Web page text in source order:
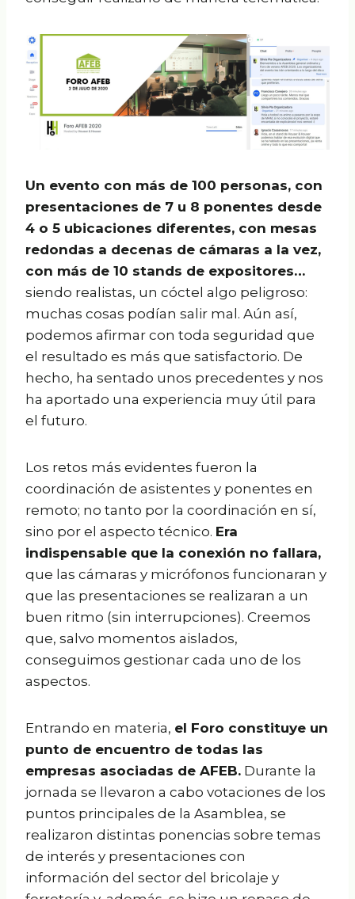
Un evento con más de 100 personas, con
presentaciones de 7 u 8 ponentes desde
4 o 5 ubicaciones diferentes, con mesas
redondas a decenas de cámaras a la vez,
con más de 10 stands de expositores…
siendo realistas, un cóctel algo peligroso:
muchas cosas podían salir mal. Aún así,
podemos afirmar con toda seguridad que
el resultado es más que satisfactorio. De
hecho, ha sentado unos precedentes y nos
ha aportado una experiencia muy útil para
el futuro.
Los retos más evidentes fueron la
coordinación de asistentes y ponentes en
remoto; no tanto por la coordinación en sí,
sino por el aspecto técnico. Era
indispensable que la conexión no fallara,
que las cámaras y micrófonos funcionaran y
que las presentaciones se realizaran a un
buen ritmo (sin interrupciones). Creemos
que, salvo momentos aislados,
conseguimos gestionar cada uno de los
aspectos.
Entrando en materia, el Foro constituye un
punto de encuentro de todas las
empresas asociadas de AFEB. Durante la
jornada se llevaron a cabo votaciones de los
puntos principales de la Asamblea, se
realizaron distintas ponencias sobre temas
de interés y presentaciones con
información del sector del bricolaje y